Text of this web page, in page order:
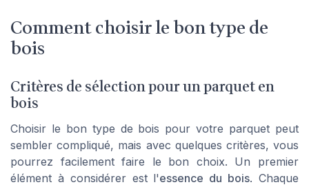
Comment choisir le bon type de
bois
Critères de sélection pour un parquet en
bois
Choisir le bon type de bois pour votre parquet peut
sembler compliqué, mais avec quelques critères, vous
pourrez facilement faire le bon choix. Un premier
élément à considérer est l'essence du bois. Chaque